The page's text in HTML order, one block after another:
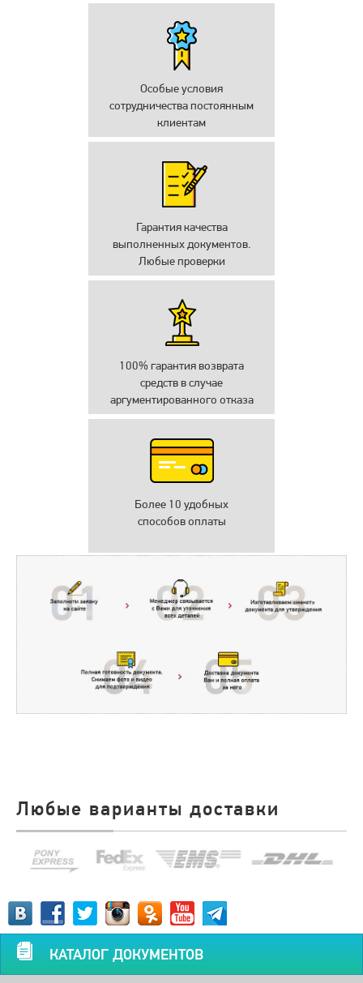
Особые условия
сотрудничества постоянным
клиентам
Гарантия качества
выполненных документов.
Любые проверки
100% гарантия возврата
средств в случае
аргументированного отказа
Более 10 удобных
способов оплаты
Любые варианты доставки
КАТАЛОГ ДОКУМЕНТОВ